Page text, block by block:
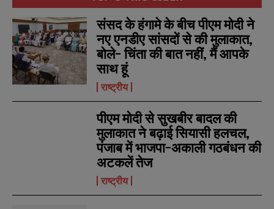
N
a
m
*
SUBMIT
N
a
m
*
SUBMIT
संसद के हंगामे के बीच पीएम मोदी ने
नए एनडीए सांसदों से की मुलाकात,
बोले- चिंता की बात नहीं, मैं आपके
साथ हूं
राष्ट्रीय
पीएम मोदी से सुखबीर बादल की
मुलाकात ने बढ़ाई सियासी हलचल,
पंजाब में भाजपा-अकाली गठबंधन की
अटकलें तेज
राष्ट्रीय